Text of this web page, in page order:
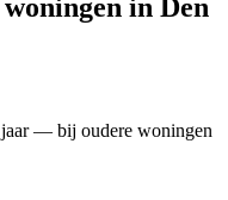
in Den
— bij oudere woningen